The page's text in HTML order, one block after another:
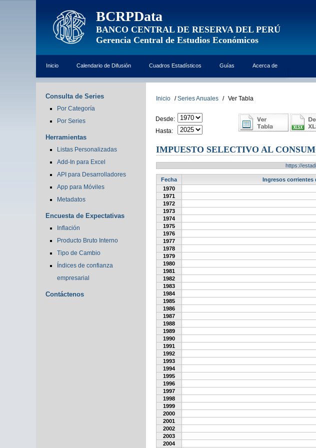
BCRPData
BANCO CENTRAL DE RESERVA DEL PERÚ
Gerencia Central de Estudios Económicos
Inicio Calendario de Difusión Cuadros Estadísticos Guías Acerca de
Consulta de Series
Por Categoría
Por Series
Herramientas
Listas Personalizadas
Add-In para Excel
API para Desarrolladores
App para Móviles
Metadatos
Encuesta de Expectativas
Inflación
Producto Bruto Interno
Tipo de Cambio
Índices de confianza
empresarial
Contáctenos
Inicio / Series Anuales / Ver Tabla
Desde:
Hasta:
IMPUESTO SELECTIVO AL
https://
Fecha
Ingresos corrientes
1970
1971
1972
1973
1974
1975
1976
1977
1978
1979
1980
1981
1982
1983
1984
1985
1986
1987
1988
1989
1990
1991
1992
1993
1994
1995
1996
1997
1998
1999
2000
2001
2002
2003
2004